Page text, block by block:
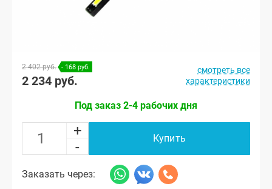
2 402 руб. - 168 руб.
2 234 руб.
смотреть все
характеристики
Под заказ 2-4 рабочих дня
+
-
Купить
Заказать через: